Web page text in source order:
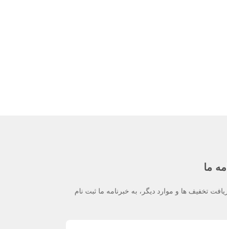
ما
تخفیف ها و موارد دیگر، به خبرنامه ما ثبت نام